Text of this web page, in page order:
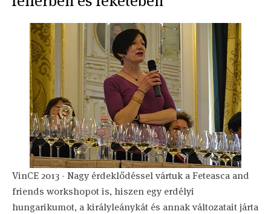
VinCE 2013 - Nagy érdeklődéssel vártuk a Feteasca and
friends workshopot is, hiszen egy erdélyi
hungarikumot, a királyleánykát és annak változatait járta